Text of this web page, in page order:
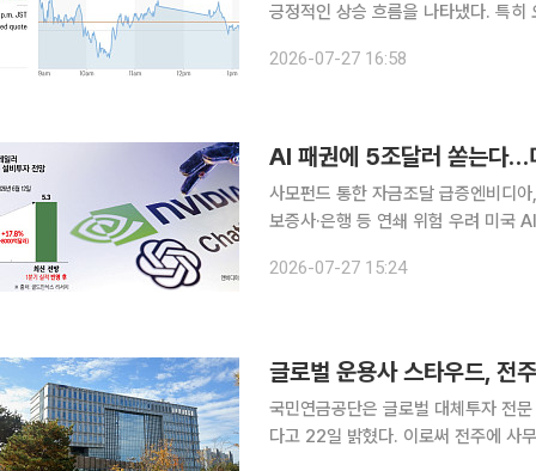
긍정적인 상승 흐름을 나타냈다. 특
4% 이상 급락하면서 인플레이션 재
2026-07-27 16:58
AI 패권에 5조달러 쏟는다…
사모펀드 통한 자금조달 급증엔비디
보증사·은행 등 연쇄 위험 우려 미국
에서 하이퍼스케일러(초대형 클라우
2026-07-27 15:24
글로벌 운용사 스타우드, 전
국민연금공단은 글로벌 대체투자 전
다고 22일 밝혔다. 이로써 전주에 사무소를 연 글로벌 자산운용사는 총 12곳으로 늘었다. 올해만 해